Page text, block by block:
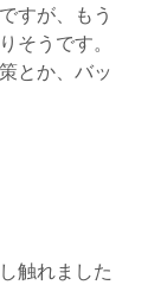
すが、もう
そうです。
とか、バッ
触れました